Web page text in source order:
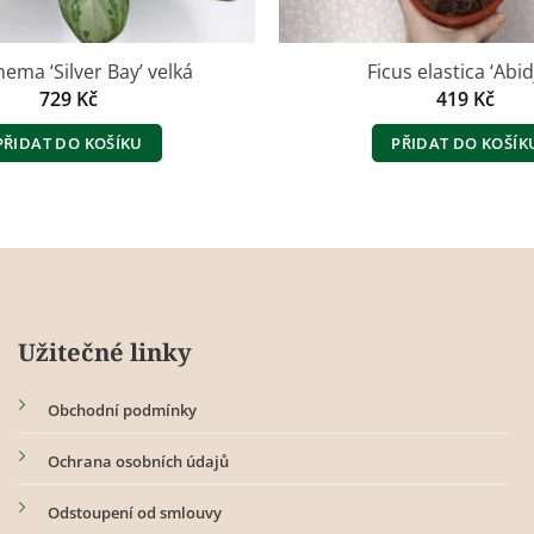
‘Silver Bay’ velká
729 Kč
DO KOŠÍKU
Ficus elastica
419 Kč
PŘIDAT DO
Užitečné linky
Obchodní podmínky
Ochrana osobních údajů
Odstoupení od smlouvy